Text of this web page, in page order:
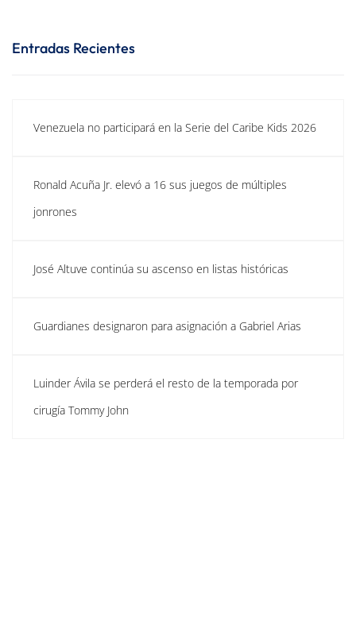
Entradas Recientes
Venezuela no participará en la Serie del Caribe Kids 2026
Ronald Acuña Jr. elevó a 16 sus juegos de múltiples
jonrones
José Altuve continúa su ascenso en listas históricas
Guardianes designaron para asignación a Gabriel Arias
Luinder Ávila se perderá el resto de la temporada por
cirugía Tommy John